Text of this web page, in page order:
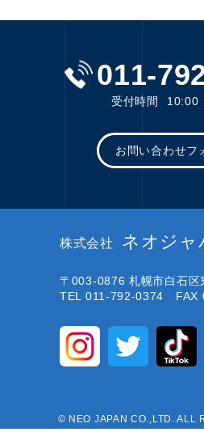
011-
受付時間 10:00
お問い合わせフ
株式会社 ネオジャ
〒003-0876 札幌市白石
TEL 011-792-0374 FAX
© NEO JAPAN CO.,LTD. ALL